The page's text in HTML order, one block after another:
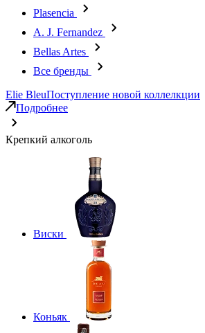
Plasencia
A. J. Fernandez
Bellas Artes
Все бренды
Elie BleuПоступление новой коллелкции
Подробнее
Крепкий алкоголь
Виски
Коньяк